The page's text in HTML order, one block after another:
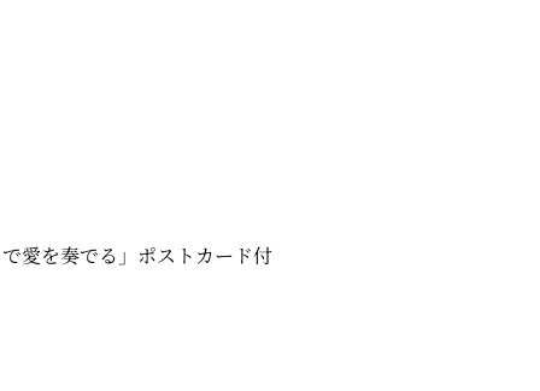
愛を奏でる」ポストカード付